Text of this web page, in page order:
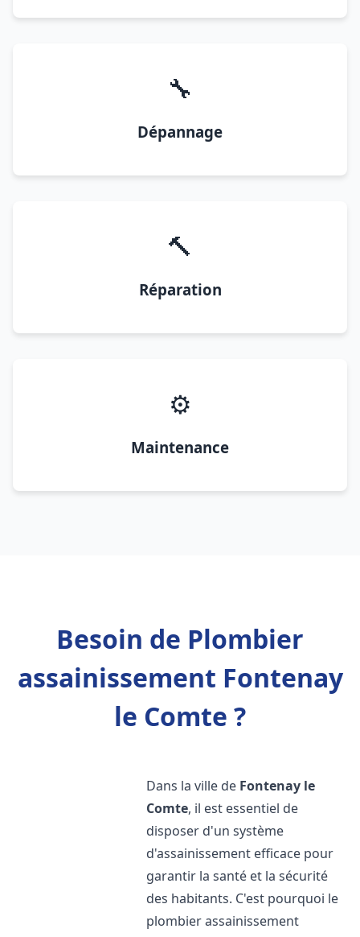
🔧
Dépannage
🔨
Réparation
⚙️
Maintenance
Besoin de Plombier
assainissement Fontenay
le Comte ?
Dans la ville de Fontenay le
Comte, il est essentiel de
disposer d'un système
d'assainissement efficace pour
garantir la santé et la sécurité
des habitants. C'est pourquoi le
plombier assainissement